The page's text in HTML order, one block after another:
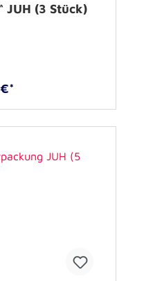
JUH (3 Stück)